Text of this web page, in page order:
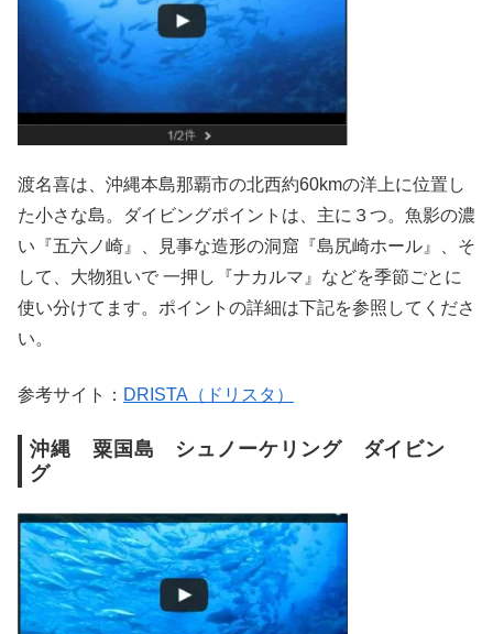
渡名喜は、沖縄本島那覇市の北西約60kmの洋上に位置し
た小さな島。ダイビングポイントは、主に３つ。魚影の濃
い『五六ノ崎』、見事な造形の洞窟『島尻崎ホール』、そ
して、大物狙いで 一押し『ナカルマ』などを季節ごとに
使い分けてます。ポイントの詳細は下記を参照してくださ
い。
参考サイト： DRISTA（ドリスタ）
沖縄 粟国島 シュノーケリング ダイビン
グ